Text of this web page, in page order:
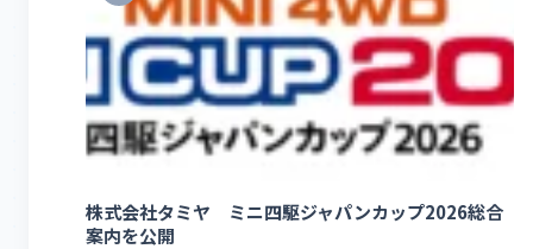
株式会社タミヤ ミニ四駆ジャパンカップ2026総合
案内を公開